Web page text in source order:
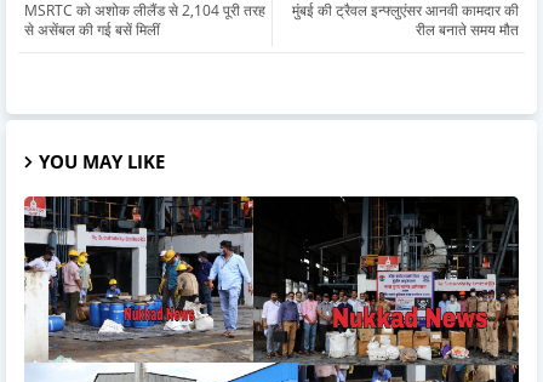
मुंबई की ट्रैवल इन्फ्लुएंसर आनवी कामदार की
रील बनाते समय मौत
MSRTC को अशोक लीलैंड से 2,104 पूरी तरह
से असेंबल की गई बसें मिलीं
YOU MAY LIKE